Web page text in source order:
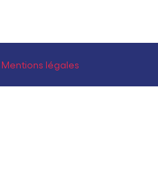
Mentions légales